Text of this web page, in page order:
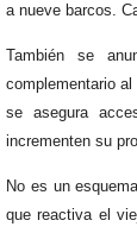
a nueve barcos.
También se
complementario
se asegura
incrementen su
No es un
que reactiva el